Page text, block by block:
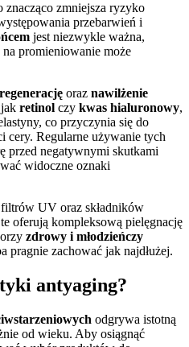
zmniejsza ryzyko
przebarwień i
jest niezwykle ważna,
promieniowanie może
regenerację oraz nawilżenie
retinol czy kwas hialuronowy,
co przyczynia się do
cery. Regularne używanie tych
przed negatywnymi skutkami
widoczne oznaki
UV oraz składników
oferują kompleksową pielęgnację
zdrowy i młodzieńczy
pragnie zachować jak najdłużej.
antyaging?
odgrywa istotną
od wieku. Aby osiągnąć